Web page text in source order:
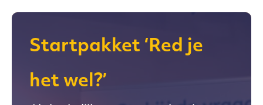
Startpakket ‘Red je
het wel?’